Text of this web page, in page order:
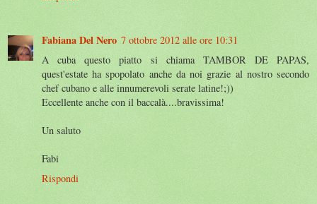
Fabiana Del Nero 7 ottobre 2012 alle ore 10:31
A cuba questo piatto si chiama TAMBOR DE PAPAS,
quest'estate ha spopolato anche da noi grazie al nostro secondo
chef cubano e alle innumerevoli serate latine!;))
Eccellente anche con il baccalà....bravissima!
Un saluto
Fabi
Rispondi